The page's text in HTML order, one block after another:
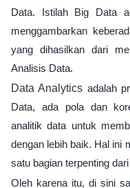
Data. Istilah Big Data
menggambarkan
yang dihasilkan dari
Analisis Data.
Data Analytics adalah
Data, ada pola dan
analitik data untuk
dengan lebih baik. Hal ini
satu bagian terpenting
Oleh karena itu, di sini